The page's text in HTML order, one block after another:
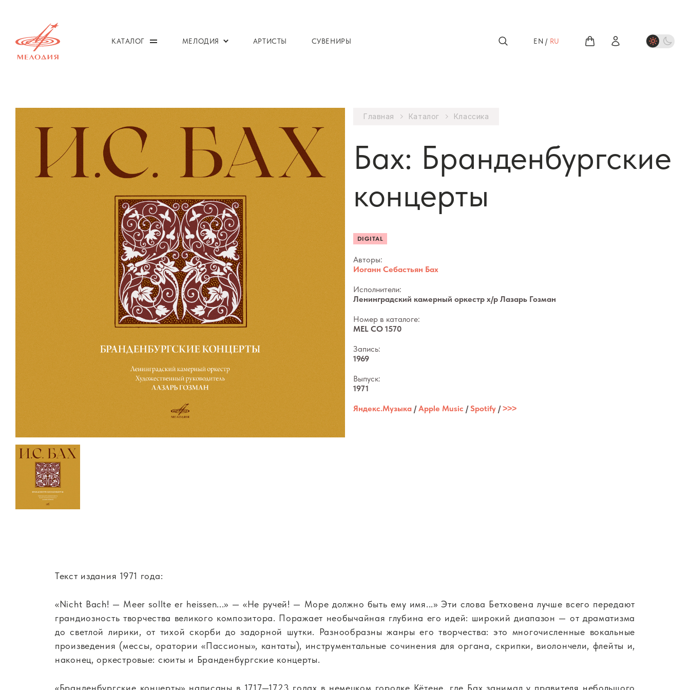
КАТАЛОГ МЕЛОДИЯ АРТИСТЫ СУВЕНИРЫ EN / RU
Главная Каталог Классика
Бах: Бранденбургские
концерты
DIGITAL
Авторы:
Иоганн Себастьян Бах
Исполнители:
Ленинградский камерный оркестр х/р Лазарь Гозман
Номер в каталоге:
MEL CO 1570
Запись:
1969
Выпуск:
1971
Яндекс.Музыка /Apple Music /Spotify /˃˃˃
Текст издания 1971 года:
«Nicht Bach! — Meer sollte er heissen...» — «Не ручей! — Море должно быть ему имя...» Эти слова Бетховена лучше всего передают
грандиозность творчества великого композитора. Поражает необычайная глубина его идей: широкий диапазон — от драматизма
до светлой лирики, от тихой скорби до задорной шутки. Разнообразны жанры его творчества: это многочисленные вокальные
произведения (мессы, оратории «Пассионы», кантаты), инструментальные сочинения для органа, скрипки, виолончели, флейты и,
наконец, оркестровые: сюиты и Бранденбургские концерты.
«Бранденбургские концерты» написаны в 1717—1723 годах в немецком городке Кётене, где Бах занимал у правителя небольшого